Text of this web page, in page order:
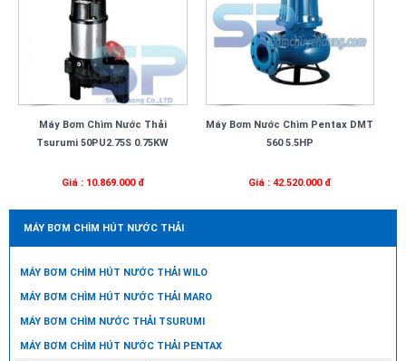
Máy Bơm Chìm Nước Thải
Tsurumi 50PU2.75S 0.75KW
Giá : 10.869.000 đ
Máy Bơm Nước Chìm Pentax DMT
560 5.5HP
Giá : 42.520.000 đ
MÁY BƠM CHÌM HÚT NƯỚC THẢI
MÁY BƠM CHÌM HÚT NƯỚC THẢI WILO
MÁY BƠM CHÌM HÚT NƯỚC THẢI MARO
MÁY BƠM CHÌM NƯỚC THẢI TSURUMI
MÁY BƠM CHÌM HÚT NƯỚC THẢI PENTAX